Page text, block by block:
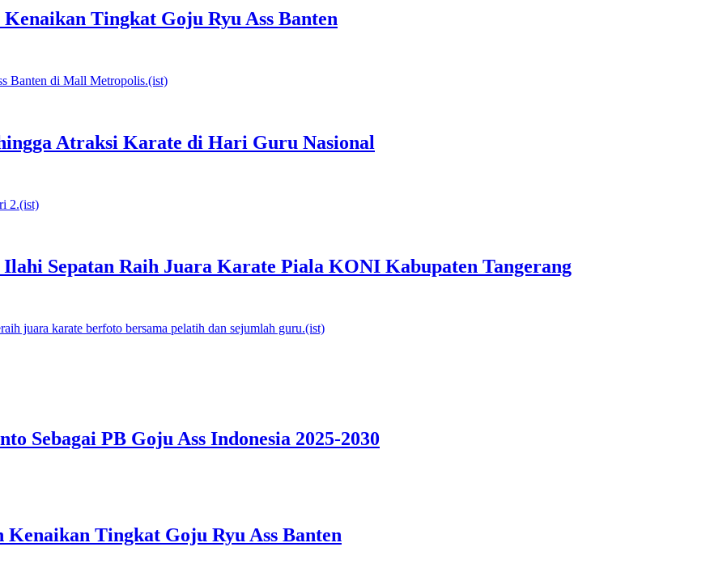
Tingkat Goju Ryu Ass Banten
Atraksi Karate di Hari Guru Nasional
Sepatan Raih Juara Karate Piala KONI Kabupaten Tangerang
Sebagai PB Goju Ass Indonesia 2025-2030
Tingkat Goju Ryu Ass Banten